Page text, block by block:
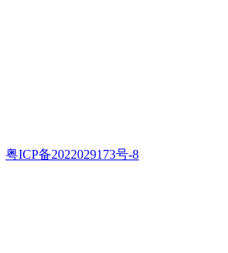
粤ICP备2022029173号-8